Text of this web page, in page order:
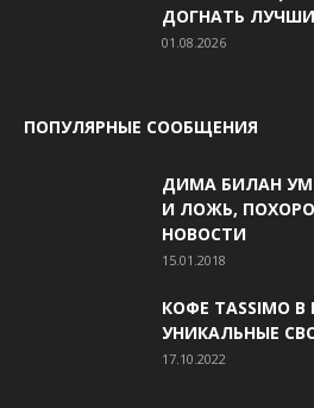
ДОГНАТЬ
01.08.2026
ПОПУЛЯРНЫЕ СООБЩЕНИЯ
ДИМА БИЛАН
И ЛОЖЬ,
НОВОСТИ
15.01.2018
КОФЕ TASSIMO
УНИКАЛЬНЫЕ
17.10.2022